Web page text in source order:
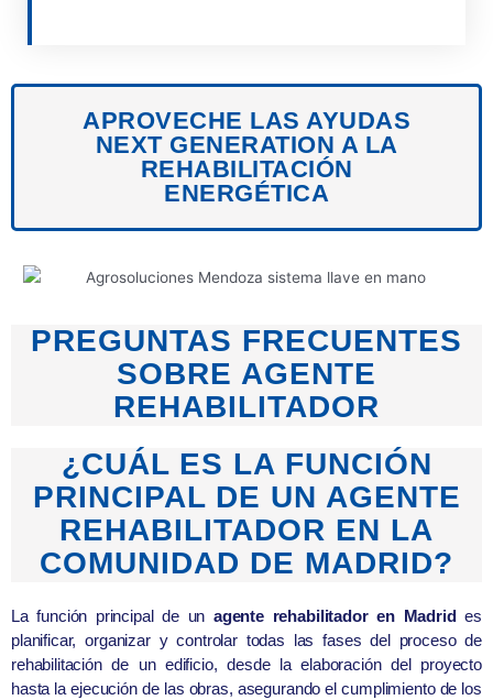
APROVECHE LAS AYUDAS
NEXT GENERATION A LA
REHABILITACIÓN
ENERGÉTICA
PREGUNTAS FRECUENTES
SOBRE AGENTE
REHABILITADOR
¿CUÁL ES LA FUNCIÓN
PRINCIPAL DE UN AGENTE
REHABILITADOR EN LA
COMUNIDAD DE MADRID?
La función principal de un agente rehabilitador en Madrides
planificar, organizar y controlar todas las fases del proceso de
rehabilitación de un edificio, desde la elaboración del proyecto
hasta la ejecución de las obras, asegurando el cumplimiento de los